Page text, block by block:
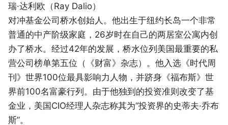
瑞·达利欧（Ray Dalio）
对冲基金公司桥水创始人。他出生于纽约长岛一个非常
普通的中产阶级家庭，26岁时在自己的两居室公寓内创
办了桥水。经过42年的发展，桥水位列美国最重要的私
营公司榜单第五位（《财富》杂志）。他入选《时代周
刊》世界100位最具影响力人物，并跻身《福布斯》世
界前100名富豪行列。由于他独到的投资准则改变了基
金业，美国CIO经理人杂志称其为“投资界的史蒂夫·乔布
斯”。